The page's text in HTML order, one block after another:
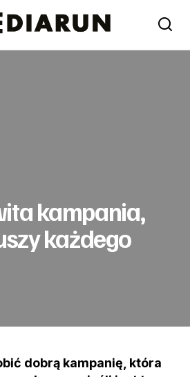
kampania,
każdego
dobrą kampanię, która